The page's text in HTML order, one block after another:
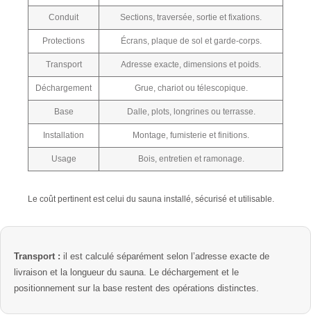
Conduit Sections, traversée, sortie et fixations.
Protections Écrans, plaque de sol et garde-corps.
Transport Adresse exacte, dimensions et poids.
Déchargement Grue, chariot ou télescopique.
Base Dalle, plots, longrines ou terrasse.
Installation Montage, fumisterie et finitions.
Usage Bois, entretien et ramonage.
Le coût pertinent est celui du sauna installé, sécurisé et utilisable.
Transport : il est calculé séparément selon l’adresse exacte de
livraison et la longueur du sauna. Le déchargement et le
positionnement sur la base restent des opérations distinctes.